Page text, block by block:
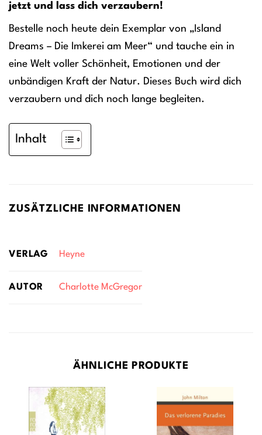
jetzt und lass dich verzaubern!
Bestelle noch heute dein Exemplar von „Island
Dreams – Die Imkerei am Meer“ und tauche ein in
eine Welt voller Schönheit, Emotionen und der
unbändigen Kraft der Natur. Dieses Buch wird dich
verzaubern und dich noch lange begleiten.
Inhalt
ZUSÄTZLICHE INFORMATIONEN
VERLAG Heyne
AUTOR Charlotte McGregor
ÄHNLICHE PRODUKTE